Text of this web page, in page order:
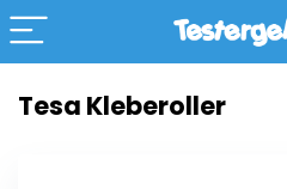
Tesa Kleberoller